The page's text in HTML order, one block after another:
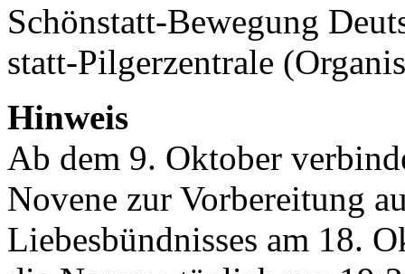
Schönstatt-Bewegung
statt-Pilgerzentrale
Hinweis
Ab dem 9. Oktober
Novene zur Vorbereitung
Liebesbündnisses am 18.